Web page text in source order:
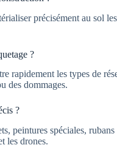
précisément au sol
?
rapidement les types de
des dommages.
?
peintures spéciales,
les drones.